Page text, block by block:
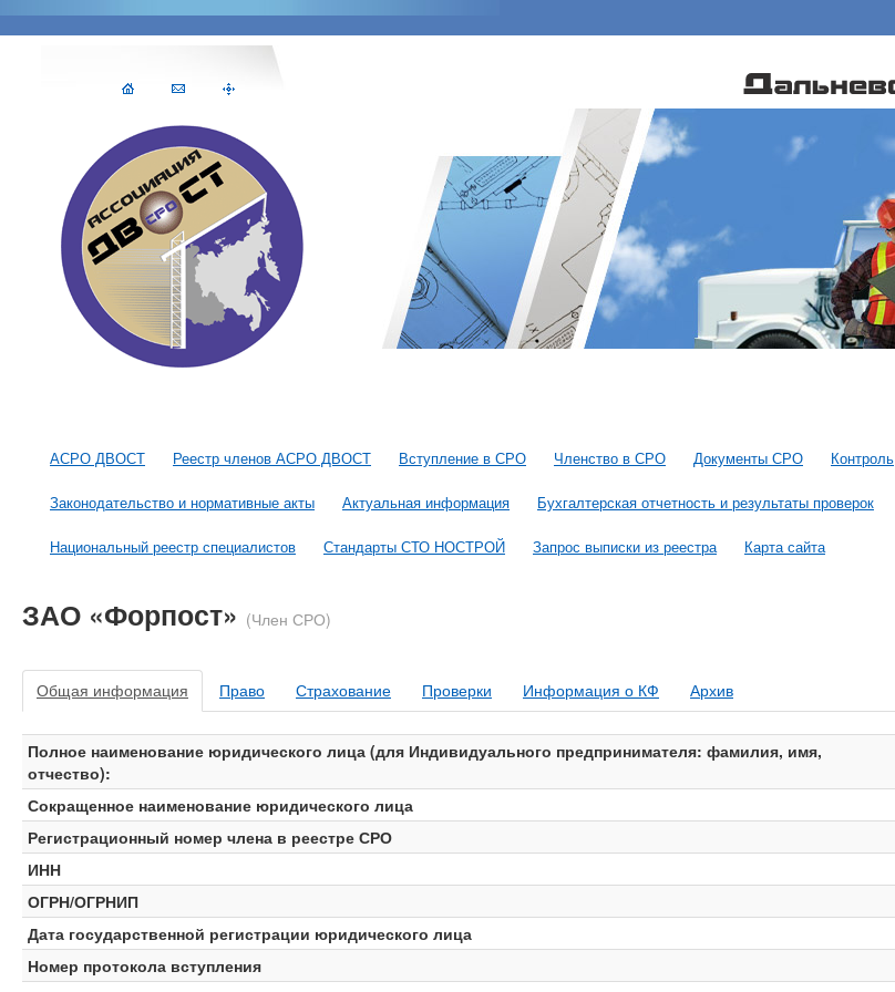
АСРО ДВОСТ Реестр членов АСРО ДВОСТ Вступление в СРО Членство в СРО Документы СРО Контроль
Законодательство и нормативные акты Актуальная информация Бухгалтерская отчетность и результаты проверок
Национальный реестр специалистов Стандарты СТО НОСТРОЙ Запрос выписки из реестра Карта сайта
ЗАО «Форпост» (Член СРО)
Общая информация Право Страхование Проверки Информация о КФ Архив
Полное наименование юридического лица (для Индивидуального предпринимателя: фамилия, имя,
отчество):
Сокращенное наименование юридического лица
Регистрационный номер члена в реестре СРО
ИНН
ОГРН/ОГРНИП
Дата государственной регистрации юридического лица
Номер протокола вступления